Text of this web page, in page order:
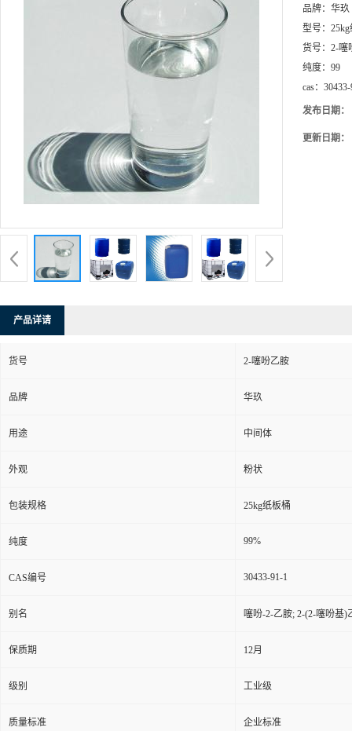
品牌： 华玖
型号：
货号： 2-噻
纯度： 99
cas：
发布日期：
更新日期：
产品详请
货号 2-噻吩乙胺
品牌 华玖
用途 中间体
外观 粉状
包装规格 25kg纸板桶
纯度 99%
CAS编号 30433-91-1
别名 噻吩-2-乙胺; 2-(2-噻吩基)
保质期 12月
级别 工业级
质量标准 企业标准